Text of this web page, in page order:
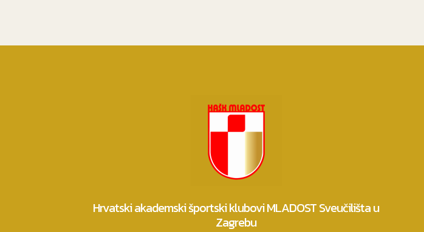
Hrvatski akademski športski klubovi MLADOST Sveučilišta u
Zagrebu